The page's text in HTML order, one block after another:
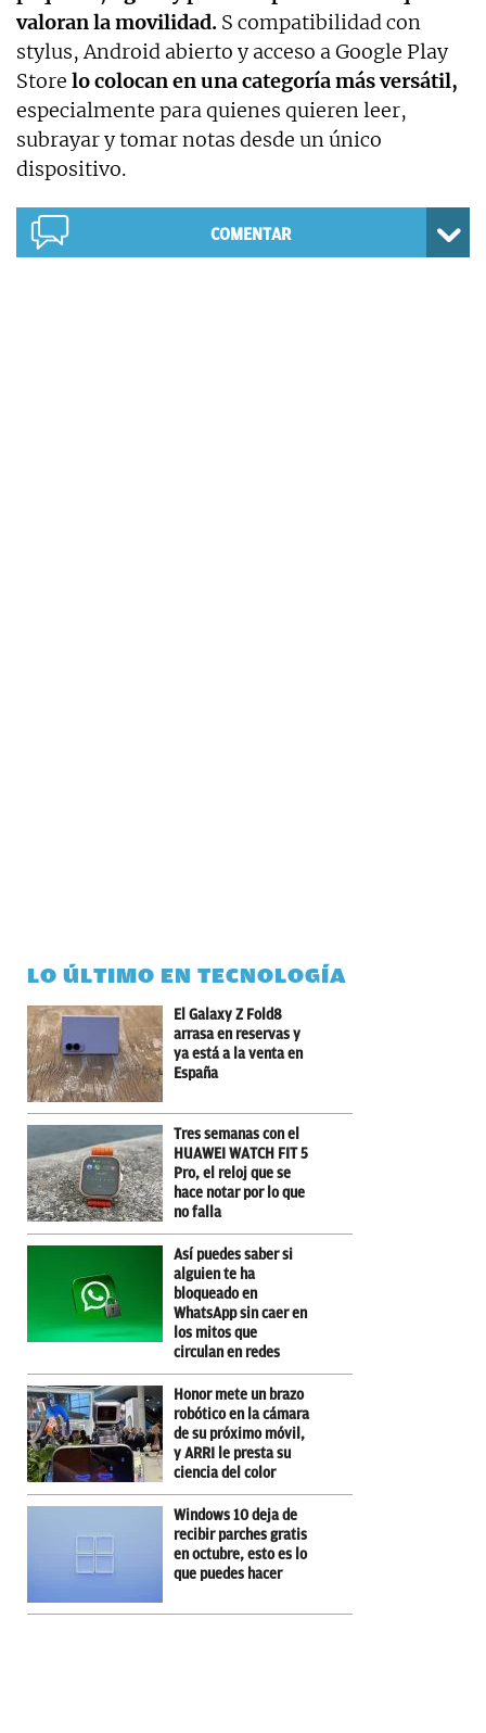
valoran la movilidad. S compatibilidad con
stylus, Android abierto y acceso a Google Play
Store lo colocan en una categoría más versátil,
especialmente para quienes quieren leer,
subrayar y tomar notas desde un único
dispositivo.
COMENTAR
LO ÚLTIMO EN TECNOLOGÍA
El Galaxy Z Fold8
arrasa en reservas y
ya está a la venta en
España
Tres semanas con el
HUAWEI WATCH FIT 5
Pro, el reloj que se
hace notar por lo que
no falla
Así puedes saber si
alguien te ha
bloqueado en
WhatsApp sin caer en
los mitos que
circulan en redes
Honor mete un brazo
robótico en la cámara
de su próximo móvil,
y ARRI le presta su
ciencia del color
Windows 10 deja de
recibir parches gratis
en octubre, esto es lo
que puedes hacer